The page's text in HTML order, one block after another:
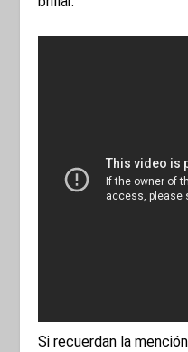
Si recuerdan la